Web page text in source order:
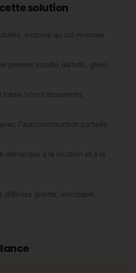
solution
emprise au sol minimale
insolite (Airbnb, gîtes)
hors lotissements
l'autoconstruction partielle
démarque à la location et à la
difficiles (pente, inondable,